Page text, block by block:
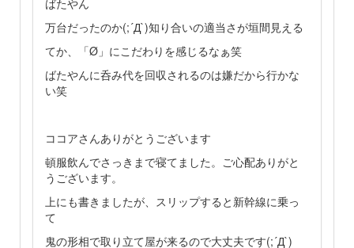
万台だったのか(;´Д`)知り合いの適当さが垣間見える
てか、「Ø」にこだわりを感じるなぁ笑
ばたやんに呑み代を回収されるのは嫌だから行かな
い笑
ココアさんありがとうございます
頓服飲んでさっきまで寝てました。ご心配ありがと
うございます。
上にも書きましたが、スリップすると新幹線に乗っ
て
鬼の形相で取り立て屋が来るので大丈夫です(;´Д`)